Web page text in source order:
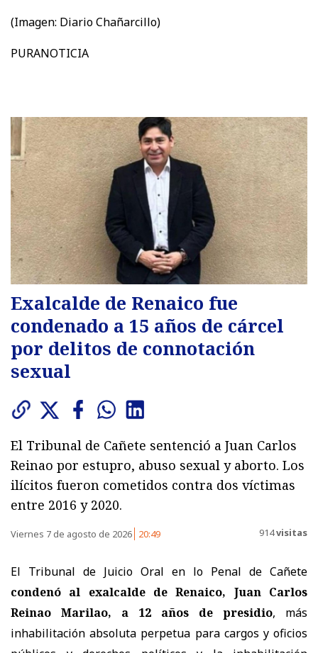
(Imagen: Diario Chañarcillo)
PURANOTICIA
Exalcalde de Renaico fue
condenado a 15 años de cárcel
por delitos de connotación
sexual
El Tribunal de Cañete sentenció a Juan Carlos
Reinao por estupro, abuso sexual y aborto. Los
ilícitos fueron cometidos contra dos víctimas
entre 2016 y 2020.
Viernes 7 de agosto de 2026 20:49 914visitas
El Tribunal de Juicio Oral en lo Penal de Cañete
condenó al exalcalde de Renaico, Juan Carlos
Reinao Marilao, a 12 años de presidio, más
inhabilitación absoluta perpetua para cargos y oficios